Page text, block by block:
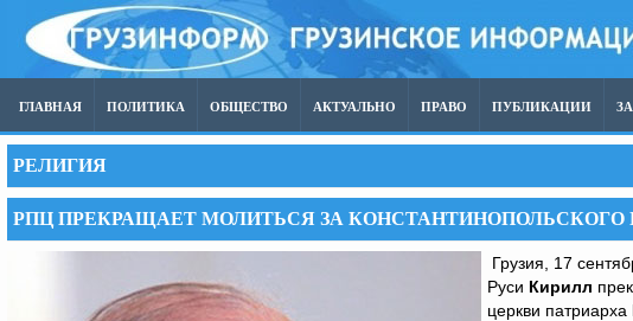
ГЛАВНАЯ ПОЛИТИКА ОБЩЕСТВО АКТУАЛЬНО ПРАВО ПУБЛИКАЦИИ
РЕЛИГИЯ
РПЦ ПРЕКРАЩАЕТ МОЛИТЬСЯ ЗА
Грузия, 17
Руси Кирилл
церкви патриарха